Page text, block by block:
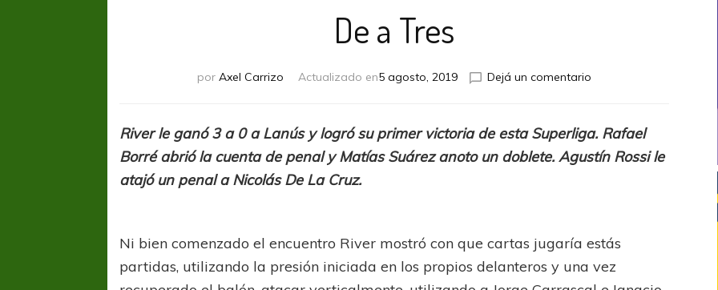
De a Tres
por Axel Carrizo Actualizado en5 agosto, 2019 Dejá un comentario
Tres
River le ganó 3 a 0 a Lanús y logró su primer victoria de esta Superliga. Rafael
Borré abrió la cuenta de penal y Matías Suárez anoto un doblete. Agustín Rossi le
atajó un penal a Nicolás De La Cruz.
Ni bien comenzado el encuentro River mostró con que cartas jugaría estás
partidas, utilizando la presión iniciada en los propios delanteros y una vez